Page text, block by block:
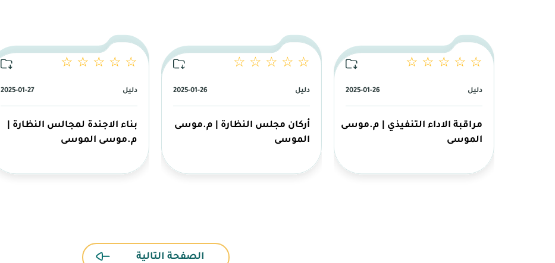
☆ ☆ ☆ ☆ ☆
دليل 2025-01-26
مراقبة الاداء التنفيذي | م.موسى
الموسى
☆ ☆ ☆ ☆ ☆
دليل 2025-01-26
أركان مجلس النظارة | م.موسى
الموسى
☆ ☆ ☆ ☆ ☆
دليل 2025-01-27
بناء الاجندة لمجالس النظارة |
م.موسى الموسى
الصفحة التالية